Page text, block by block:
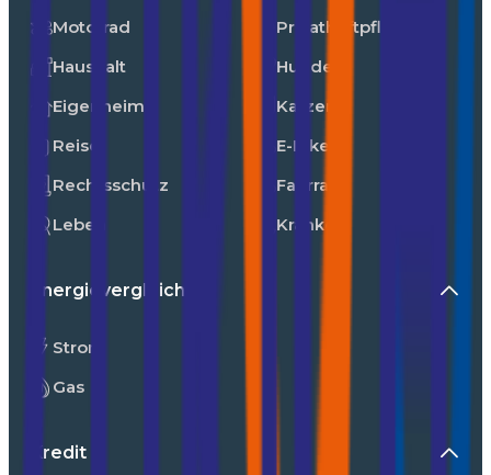
Motorrad
Haushalt
Eigenheim
Reise
Rechtsschutz
Leben
Privathaftpflicht
Hunde
Katzen
E-Bike
Fahrrad
Kranken
Energievergleiche
Strom
Gas
Kredit